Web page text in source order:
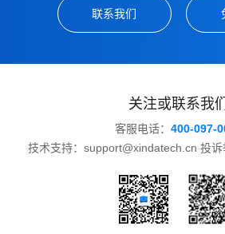
联系我们
关注或联系我
客服电话： 400-097-
技术支持：support@xindatech.cn 投